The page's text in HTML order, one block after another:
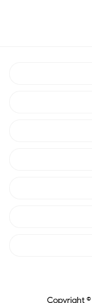
Copyright ©